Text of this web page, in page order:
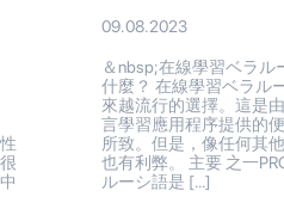
09.08.2023
＆nbsp;在線學習ベラル
什麼？ 在線學習ベラル
來越流行的選擇。這是
言學習應用程序提供的
所致。但是，像任何其
也有利弊。 主要 之一
ルーシ語是 […]